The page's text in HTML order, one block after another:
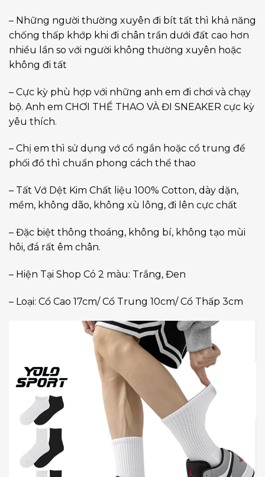
– Những người thường xuyên đi bít tất thì khả năng
chống thấp khớp khi đi chân trần dưới đất cao hơn
nhiều lần so với người không thường xuyên hoặc
không đi tất
– Cực kỳ phù hợp với những anh em đi chơi và chạy
bộ. Anh em CHƠI THỂ THAO VÀ ĐI SNEAKER cực kỳ
yêu thích.
– Chị em thì sử dụng vớ cổ ngắn hoặc cổ trung để
phối đồ thì chuẩn phong cách thể thao
– Tất Vớ Dệt Kim Chất liệu 100% Cotton, dày dặn,
mềm, không dão, không xù lông, đi lên cực chất
– Đặc biệt thông thoáng, không bí, không tạo mùi
hôi, đá rất êm chân.
– Hiện Tại Shop Có 2 màu: Trắng, Đen
– Loại: Cổ Cao 17cm/ Cổ Trung 10cm/ Cổ Thấp 3cm